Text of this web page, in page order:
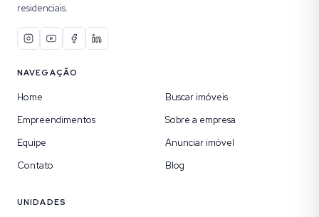
residenciais.
NAVEGAÇÃO
Home
Buscar imóveis
Empreendimentos
Sobre a empresa
Equipe
Anunciar imóvel
Contato
Blog
UNIDADES